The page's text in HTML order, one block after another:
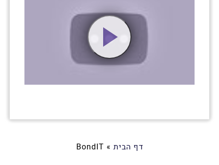
דף הבית »
BondIT